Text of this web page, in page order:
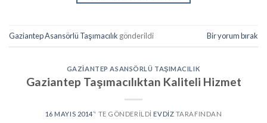
Gaziantep Asansörlü Taşımacılık gönderildi Bir yorum bırak
GAZIANTEP ASANSÖRLÜ TAŞIMACILIK
Gaziantep Taşımacılıktan Kaliteli Hizmet
16 MAYIS 2014’' TE GÖNDERILDI EVDIZ TARAFINDAN